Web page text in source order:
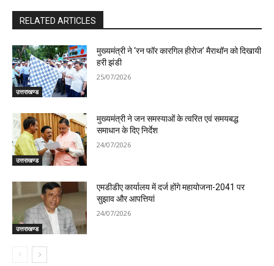
RELATED ARTICLES
उत्तराखण्ड
मुख्यमंत्री ने ‘रन फॉर कारगिल हीरोज’ मैराथॉन को दिखायी
हरी झंडी
25/07/2026
उत्तराखण्ड
मुख्यमंत्री ने जन समस्याओं के त्वरित एवं समयबद्ध
समाधान के दिए निर्देश
24/07/2026
उत्तराखण्ड
एमडीडीए कार्यालय में दर्ज होंगे महायोजना-2041 पर
सुझाव और आपत्तियां
24/07/2026